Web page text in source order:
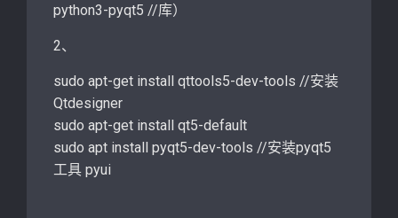
python3-pyqt5 //库）
2、
sudo apt-get install qttools5-dev-tools //安装
Qtdesigner
sudo apt-get install qt5-default
sudo apt install pyqt5-dev-tools //安装pyqt5
工具 pyui